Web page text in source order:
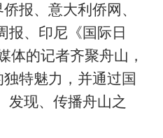
报、意大利侨网、
报、印尼《国际日
体的记者齐聚舟山，
独特魅力，并通过国
发现、传播舟山之